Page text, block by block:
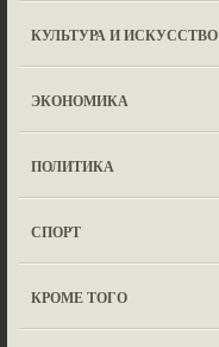
КУЛЬТУРА И ИСКУССТВО
ЭКОНОМИКА
ПОЛИТИКА
СПОРТ
КРОМЕ ТОГО